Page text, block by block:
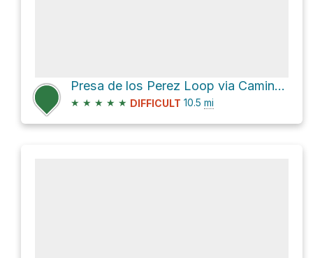
Presa de los Perez Loop via Camino de los Romeros
★ ★ ★ ★ ★ DIFFICULT 10.5 mi